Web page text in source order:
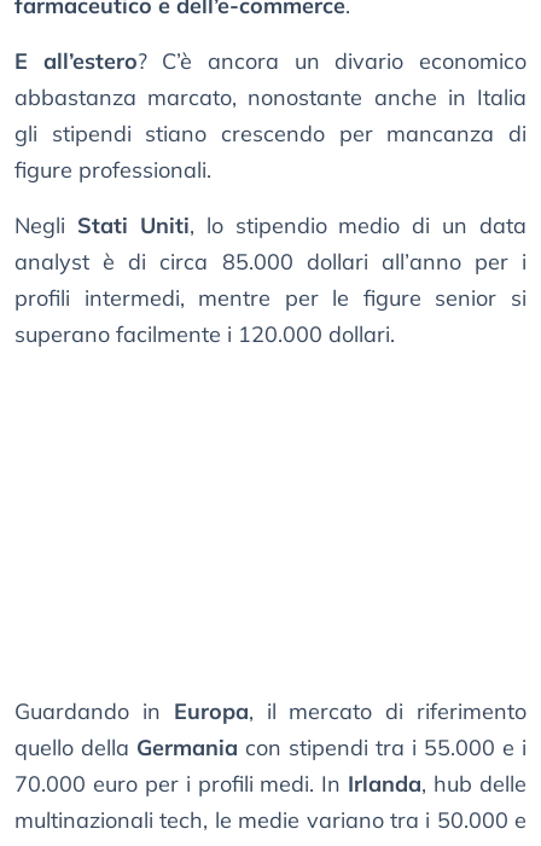
farmaceutico e dell’e-commerce.
E all’estero? C’è ancora un divario economico
abbastanza marcato, nonostante anche in Italia
gli stipendi stiano crescendo per mancanza di
figure professionali.
Negli Stati Uniti, lo stipendio medio di un data
analyst è di circa 85.000 dollari all’anno per i
profili intermedi, mentre per le figure senior si
superano facilmente i 120.000 dollari.
Guardando in Europa, il mercato di riferimento
quello della Germania con stipendi tra i 55.000 e i
70.000 euro per i profili medi. In Irlanda, hub delle
multinazionali tech, le medie variano tra i 50.000 e